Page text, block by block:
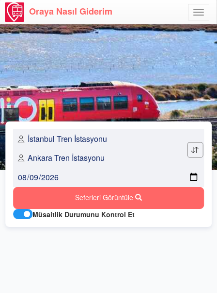
Aç
Oraya Nasıl Giderim
Seferleri Görüntüle
Müsaitlik Durumunu Kontrol Et